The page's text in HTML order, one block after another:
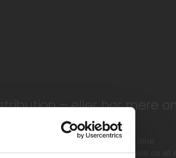
– eller hør mere om
om nattransport, der passer til dine
også meget velkommen til at give os et